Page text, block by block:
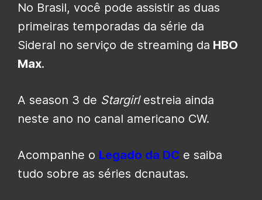
No Brasil, você pode assistir as duas
primeiras temporadas da série da
Sideral no serviço de streaming da HBO
Max.
A season 3 de Stargirlestreia ainda
neste ano no canal americano CW.
Acompanhe o Legado da DC e saiba
tudo sobre as séries dcnautas.